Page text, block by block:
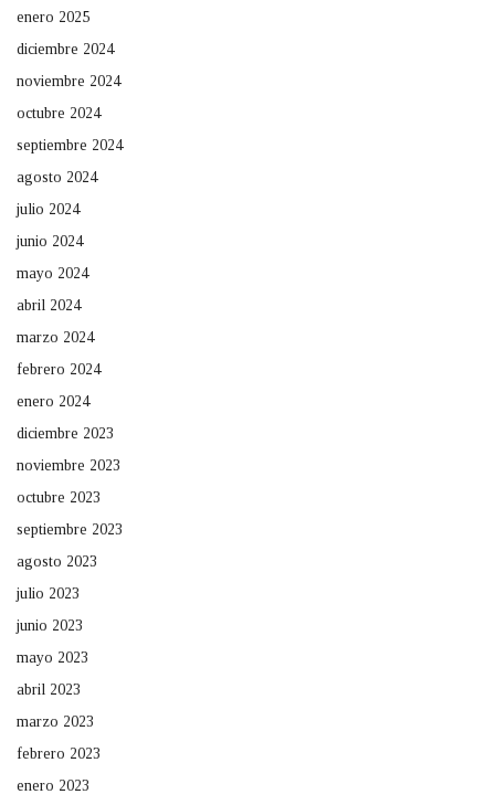
enero 2025
diciembre 2024
noviembre 2024
octubre 2024
septiembre 2024
agosto 2024
julio 2024
junio 2024
mayo 2024
abril 2024
marzo 2024
febrero 2024
enero 2024
diciembre 2023
noviembre 2023
octubre 2023
septiembre 2023
agosto 2023
julio 2023
junio 2023
mayo 2023
abril 2023
marzo 2023
febrero 2023
enero 2023